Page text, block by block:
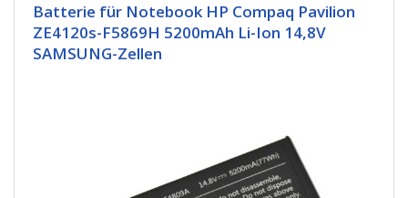
Batterie für Notebook HP Compaq Pavilion
ZE4120s-F5869H 5200mAh Li-Ion 14,8V
SAMSUNG-Zellen